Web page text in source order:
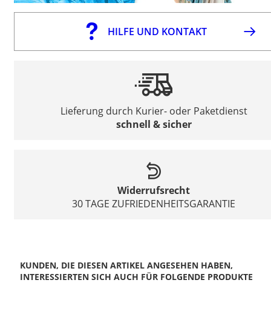
HILFE UND KONTAKT
Lieferung durch Kurier- oder Paketdienst
schnell & sicher
Widerrufsrecht
30 TAGE ZUFRIEDENHEITSGARANTIE
KUNDEN, DIE DIESEN ARTIKEL ANGESEHEN HABEN,
INTERESSIERTEN SICH AUCH FÜR FOLGENDE PRODUKTE